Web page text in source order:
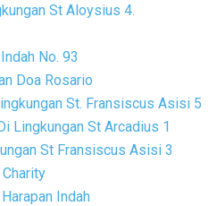
St Aloysius 4.
No. 93
Doa Rosario
St. Fransiscus Asisi 5
Lingkungan St Arcadius 1
St Fransiscus Asisi 3
Indah